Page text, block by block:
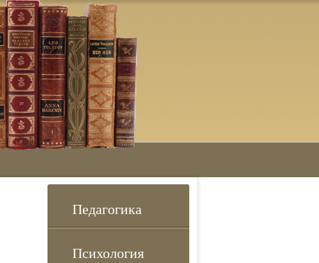
Педагогика
Психология